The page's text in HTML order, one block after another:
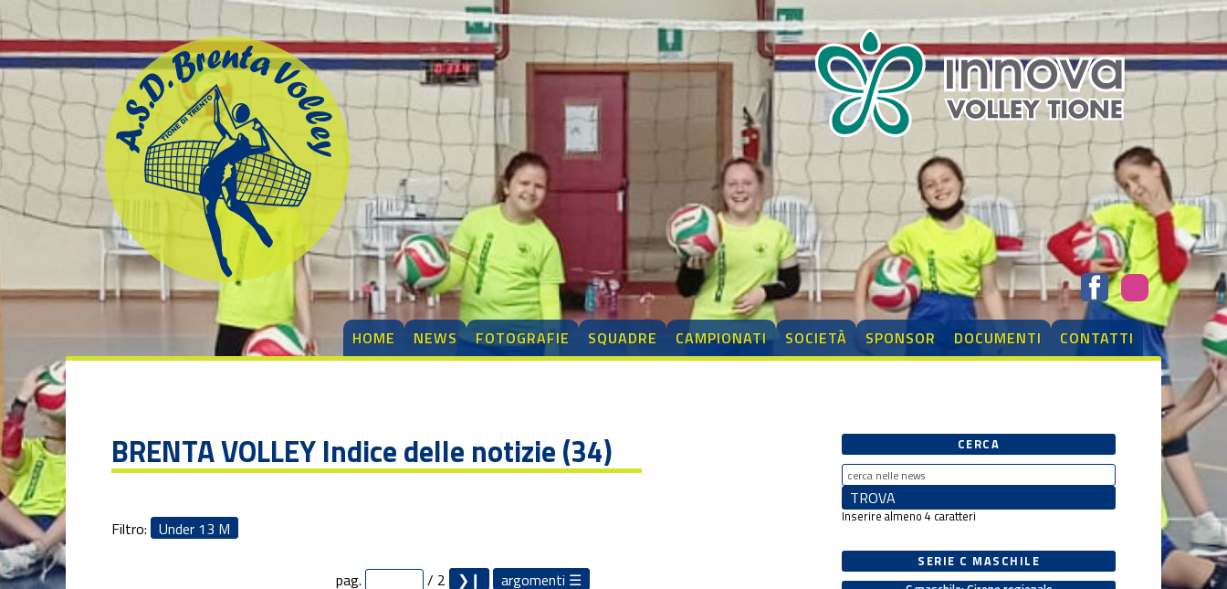
HOME NEWS FOTOGRAFIE SQUADRE CAMPIONATI SOCIETÀ SPONSOR DOCUMENTI CONTATTI
BRENTA VOLLEYIndice delle notizie (34)
Filtro: Under 13 M
pag. / 2 argomenti
argomenti
delle
notizie:
1ª Divisione
femminile
1ª Divisione
Maschile
3ª Divisione
femminile
Dalla società
News Locali
Nuovo
portale web
Serie C
CERCA
Inserire almeno 4 caratteri
SERIE C MASCHILE